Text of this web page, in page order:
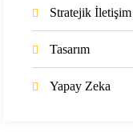
Stratejik İletişim
Tasarım
Yapay Zeka